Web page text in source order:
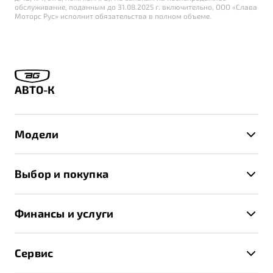
обслуживание, поданным до 31.08.2025 г. включительно, ООО «Слава
Моторс Рус» исполнит обязательства в полном объеме.
АВТО-К
Модели
X70
Выбор и покупка
Спецпредложения и Акции
Записаться на тест-драйв
Получить предложение
Финансы и услуги
Трейд-ин
Сервис